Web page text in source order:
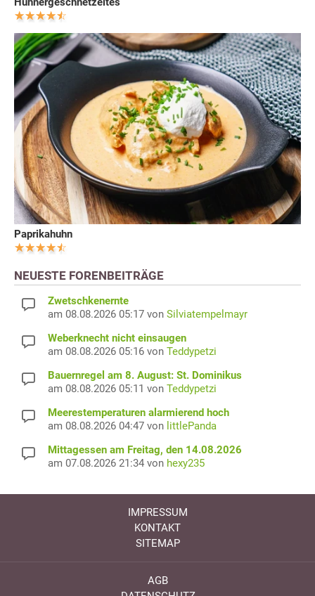
Paprikahuhn
NEUESTE FORENBEITRÄGE
Zwetschkenernte
am 08.08.2026 05:17 von Silviatempelmayr
Weberknecht nicht einsaugen
am 08.08.2026 05:16 von Teddypetzi
Bauernregel am 8. August: St. Dominikus
am 08.08.2026 05:11 von Teddypetzi
Meerestemperaturen alarmierend hoch
am 08.08.2026 04:47 von littlePanda
Mittagessen am Freitag, den 14.08.2026
am 07.08.2026 21:34 von hexy235
IMPRESSUM
KONTAKT
SITEMAP
AGB